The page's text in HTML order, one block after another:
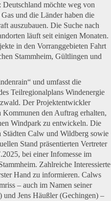
möchte weg von
und die Länder haben die
auszubauen. Die Suche nach
läuft seit einigen Monaten.
in den Vorranggebieten Fahrt
Stammheim, Gültlingen und
und umfasst die
Teilregionalplans Windenergie
Der Projektentwickler
den Auftrag erhalten,
Windpark zu entwickeln. Die
Städten Calw und Wildberg sowie
Stand präsentierten Vertreter
bei einer Infomesse im
Zahlreiche Interessierte
Hand zu informieren. Calws
– auch im Namen seiner
Jens Häußler (Gechingen) –